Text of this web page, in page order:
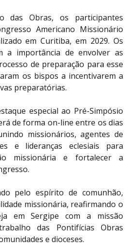
das Obras, os participantes
Americano Missionário
em Curitiba, em 2029. Os
a importância de envolver as
de preparação para esse
os bispos a incentivarem a
preparatórias.
especial ao Pré-Simpósio
de forma on-line entre os dias
missionários, agentes de
e lideranças eclesiais para
missionária e fortalecer a
pelo espírito de comunhão,
missionária, reafirmando o
em Sergipe com a missão
das Pontifícias Obras
e dioceses.